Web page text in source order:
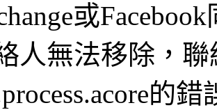
或
人無法移除，
的